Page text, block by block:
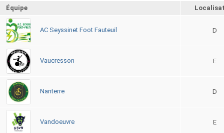
Équipe
AC Seyssinet Foot Fauteuil D
Vaucresson E
Nanterre D
Vandoeuvre E